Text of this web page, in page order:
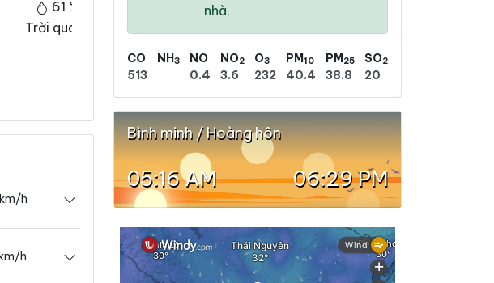
61 %
Trời quang
h
h
nhà.
CO
513
NH3
NO
0.4
NO2
3.6
O3
232
PM10
40.4
PM25
38.8
SO2
20
Bình minh / Hoàng hôn
05:16 AM 06:29 PM